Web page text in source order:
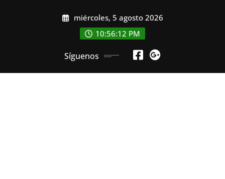
miércoles, 5 agosto 2026
10:56:13 PM
Síguenos